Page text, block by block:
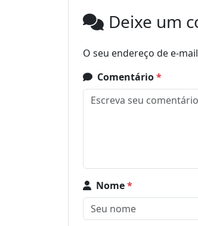
Deixe um
O seu endereço de e-
Comentário*
Nome*